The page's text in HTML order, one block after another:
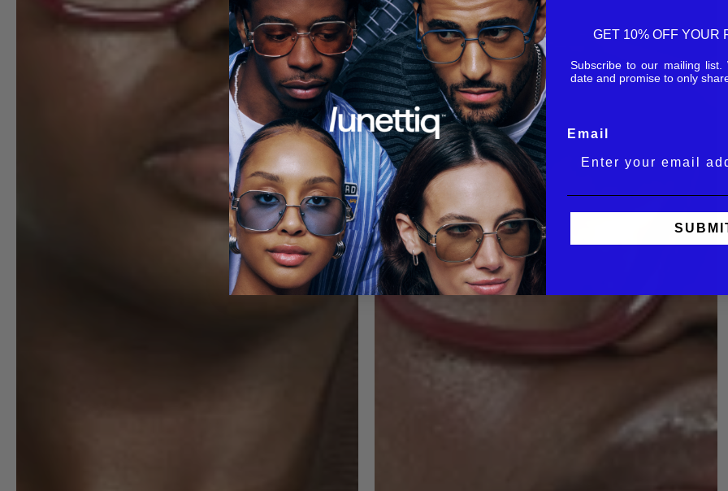
GET 10% OFF YOUR
Subscribe to our mailing
date and promise to only
Email